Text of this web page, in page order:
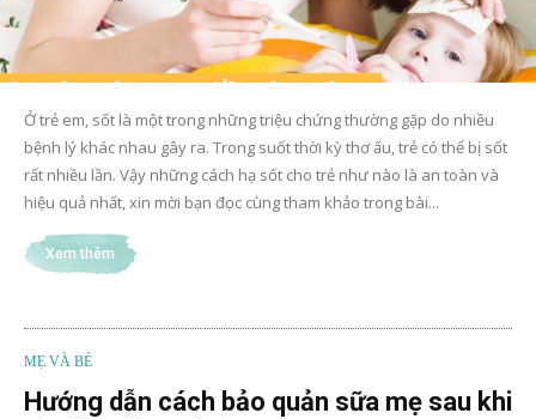
Ở trẻ em, sốt là một trong những triệu chứng thường gặp do nhiều
bệnh lý khác nhau gây ra. Trong suốt thời kỳ thơ ấu, trẻ có thể bị sốt
rất nhiều lần. Vậy những cách hạ sốt cho trẻ như nào là an toàn và
hiệu quả nhất, xin mời bạn đọc cùng tham khảo trong bài...
Xem thêm
MẸ VÀ BÉ
Hướng dẫn cách bảo quản sữa mẹ sau khi